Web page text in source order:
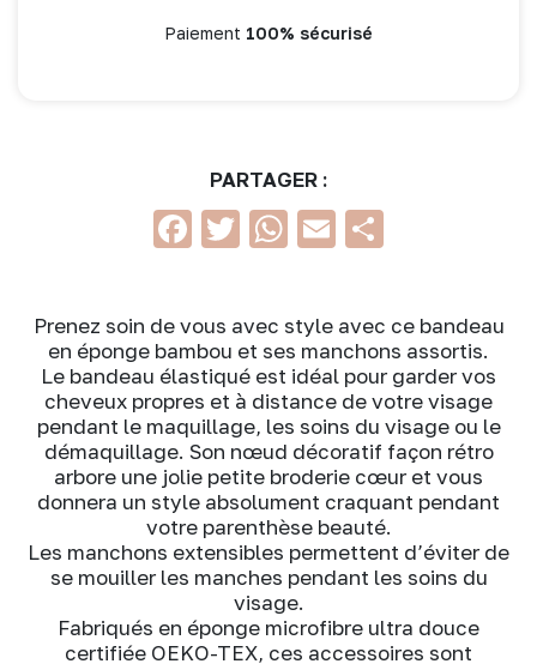
Paiement 100% sécurisé
PARTAGER :
Facebook
Twitter
WhatsApp
Email
Prenez soin de vous avec style avec ce bandeau
en éponge bambou et ses manchons assortis.
Le bandeau élastiqué est idéal pour garder vos
cheveux propres et à distance de votre visage
pendant le maquillage, les soins du visage ou le
démaquillage. Son nœud décoratif façon rétro
arbore une jolie petite broderie cœur et vous
donnera un style absolument craquant pendant
votre parenthèse beauté.
Les manchons extensibles permettent d’éviter de
se mouiller les manches pendant les soins du
visage.
Fabriqués en éponge microfibre ultra douce
certifiée OEKO-TEX, ces accessoires sont